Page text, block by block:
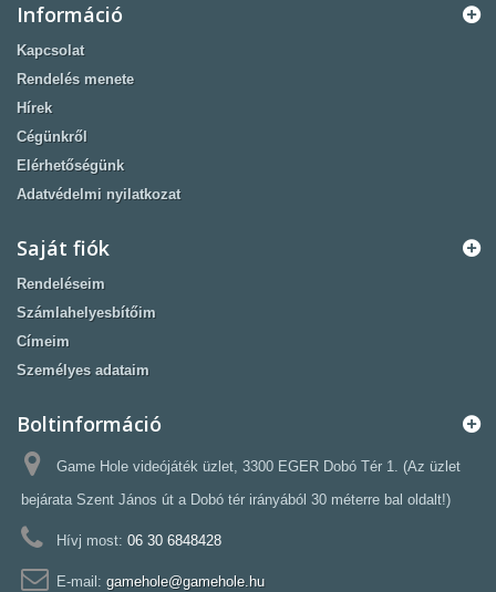
Információ
Kapcsolat
Rendelés menete
Hírek
Cégünkről
Elérhetőségünk
Adatvédelmi nyilatkozat
Saját fiók
Rendeléseim
Számlahelyesbítőim
Címeim
Személyes adataim
Boltinformáció
Game Hole videójáték üzlet, 3300 EGER Dobó Tér 1. (Az üzlet
bejárata Szent János út a Dobó tér irányából 30 méterre bal oldalt!)
Hívj most: 06 30 6848428
E-mail: gamehole@gamehole.hu